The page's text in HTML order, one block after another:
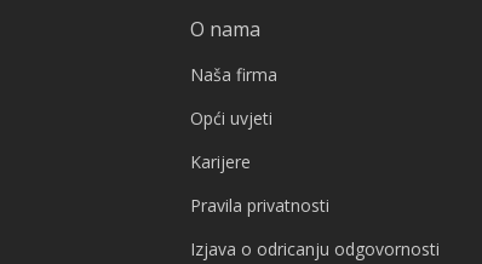
O nama
Naša firma
Opći uvjeti
Karijere
Pravila privatnosti
Izjava o odricanju odgovornosti